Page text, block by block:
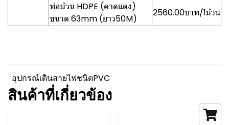
ท่อม้วน HDPE (คาดแดง)
ขนาด 63mm (ยาว50M)
2560.00บาท/1ม้วน
อุปกรณ์เดินสายไฟชนิดPVC
สินค้าที่เกี่ยวข้อง